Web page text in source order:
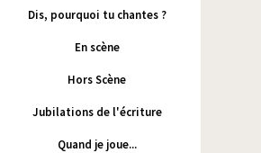
Dis, pourquoi tu chantes ?
En scène
Hors Scène
Jubilations de l'écriture
Quand je joue...